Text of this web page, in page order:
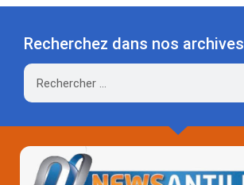
Recherchez dans nos archives
Rechercher